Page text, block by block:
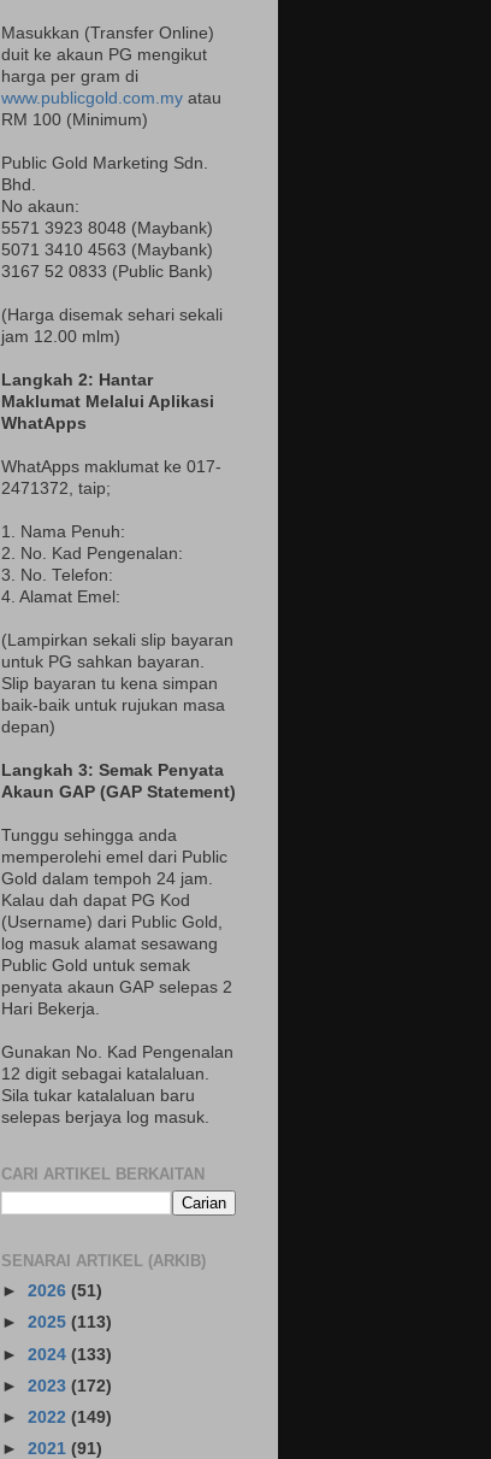
Masukkan (Transfer Online)
duit ke akaun PG mengikut
harga per gram di
www.publicgold.com.my atau
RM 100 (Minimum)
Public Gold Marketing Sdn.
Bhd.
No akaun:
5571 3923 8048 (Maybank)
5071 3410 4563 (Maybank)
3167 52 0833 (Public Bank)
(Harga disemak sehari sekali
jam 12.00 mlm)
Langkah 2: Hantar
Maklumat Melalui Aplikasi
WhatApps
WhatApps maklumat ke 017-
2471372 , taip;
1. Nama Penuh:
2. No. Kad Pengenalan:
3. No. Telefon:
4. Alamat Emel:
(Lampirkan sekali slip bayaran
untuk PG sahkan bayaran.
Slip bayaran tu kena simpan
baik-baik untuk rujukan masa
depan)
Langkah 3: Semak Penyata
Akaun GAP (GAP Statement)
Tunggu sehingga anda
memperolehi emel dari Public
Gold dalam tempoh 24 jam.
Kalau dah dapat PG Kod
(Username) dari Public Gold,
log masuk alamat sesawang
Public Gold untuk semak
penyata akaun GAP selepas 2
Hari Bekerja.
Gunakan No. Kad Pengenalan
12 digit sebagai katalaluan.
Sila tukar katalaluan baru
selepas berjaya log masuk.
CARI ARTIKEL BERKAITAN
SENARAI ARTIKEL (ARKIB)
► 2026 (51)
► 2025 (113)
► 2024 (133)
► 2023 (172)
► 2022 (149)
► 2021 (91)